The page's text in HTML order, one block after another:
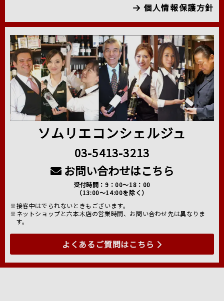
個人情報保護方針
ソムリエコンシェルジュ
03-5413-3213
お問い合わせはこちら
受付時間：9：00～18：00
（13:00～14:00を除く）
※接客中はでられないときもございます。
※ネットショップと六本木店の営業時間、お問い合わせ先は異なりま
す。
よくあるご質問はこちら